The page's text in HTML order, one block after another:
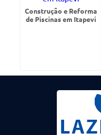
Construção e Reforma
de Piscinas em Itapevi